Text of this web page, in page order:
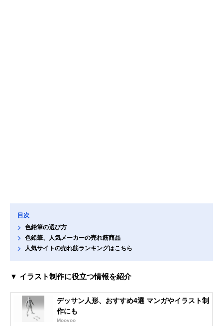
目次
色鉛筆の選び方
色鉛筆、人気メーカーの売れ筋商品
人気サイトの売れ筋ランキングはこちら
▼ イラスト制作に役立つ情報を紹介
デッサン人形、おすすめ4選 マンガやイラスト制
作にも
Moovoo